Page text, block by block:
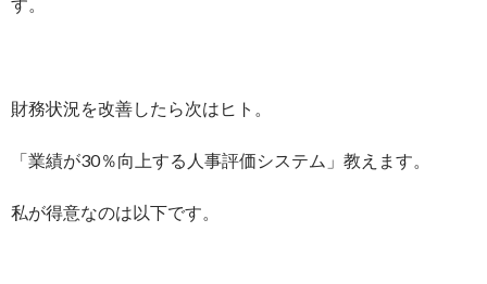
財務状況を改善したら次はヒト。
「業績が30％向上する人事評価システム」教えます。
私が得意なのは以下です。